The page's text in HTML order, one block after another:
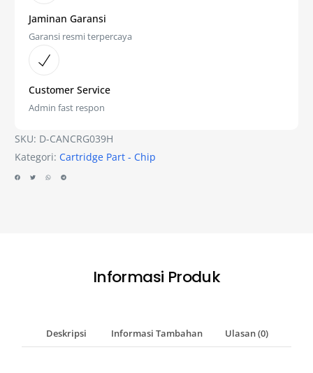
Jaminan Garansi
Garansi resmi terpercaya
Customer Service
Admin fast respon
SKU: D-CANCRG039H
Kategori: Cartridge Part - Chip
Informasi Produk
Deskripsi Informasi Tambahan Ulasan (0)